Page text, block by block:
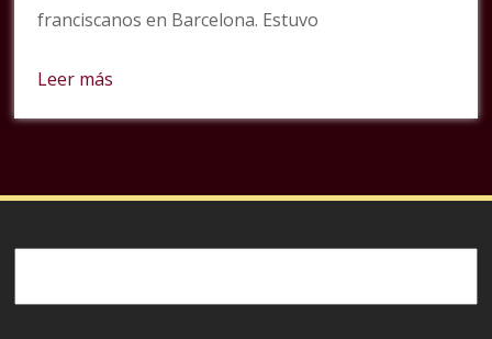
franciscanos en Barcelona. Estuvo
Leer más